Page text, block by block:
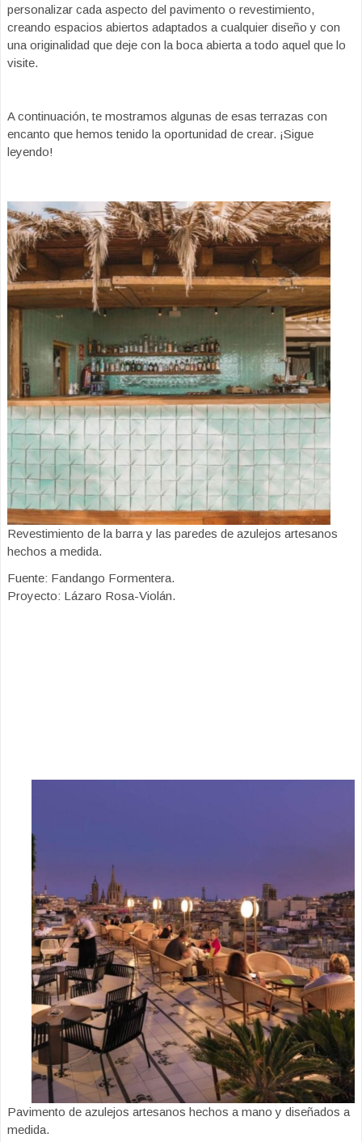
personalizar cada aspecto del pavimento o revestimiento,
creando espacios abiertos adaptados a cualquier diseño y con
una originalidad que deje con la boca abierta a todo aquel que lo
visite.
A continuación, te mostramos algunas de esas terrazas con
encanto que hemos tenido la oportunidad de crear. ¡Sigue
leyendo!
Revestimiento de la barra y las paredes de azulejos artesanos
hechos a medida.
Fuente: Fandango Formentera.
Proyecto: Lázaro Rosa-Violán.
Pavimento de azulejos artesanos hechos a mano y diseñados a
medida.